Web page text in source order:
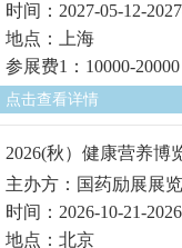
时间：2027-05-12-
地点：上海
参展费1：10000-20000
点击查看详情
2026(秋）健康营养博
主办方：国药励展展
时间：2026-10-21-
地点：北京